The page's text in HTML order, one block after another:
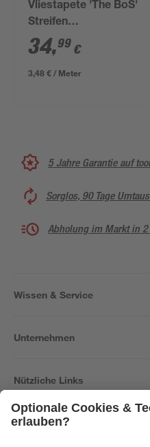
Vliestapete 'The BoS'
Streifen
beige/goldfarben 0,53
x 10,05 m
34,99 €
3,48 € / Meter
5 Jahre Garantie auf
Sorglos, 90 Tage
Abholung im Markt in 2
Wissen & Service
Unternehmen
Nützliche Links